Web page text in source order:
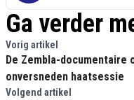
Ga verder
Vorig artikel
De Zembla-
onversneden haatsessie
Volgend artikel